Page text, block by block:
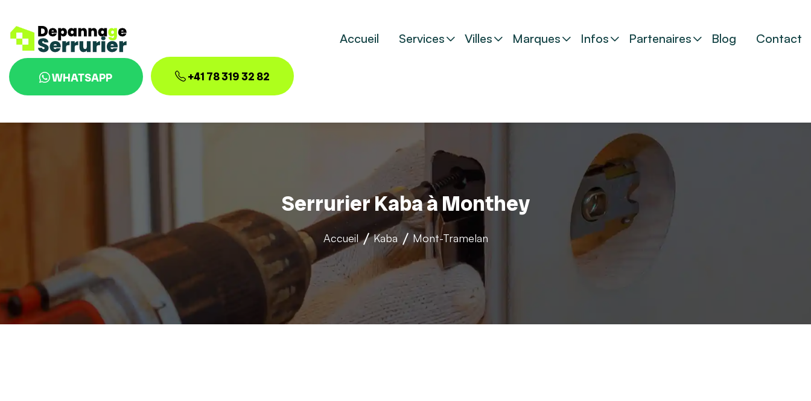
Accueil Services Villes Marques Infos Partenaires Blog Contact
WHATSAPP +41 78 319 32 82
Serrurier Kaba à Monthey
Accueil Kaba Mont-Tramelan